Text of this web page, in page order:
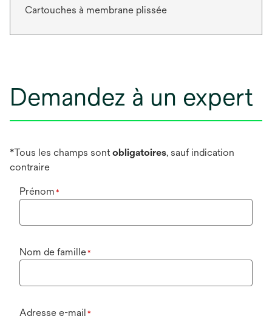
Cartouches à membrane plissée
Demandez à un expert
*Tous les champs sontobligatoires, sauf indication
contraire
Prénom *
Nom de famille*
Adresse e-mail *